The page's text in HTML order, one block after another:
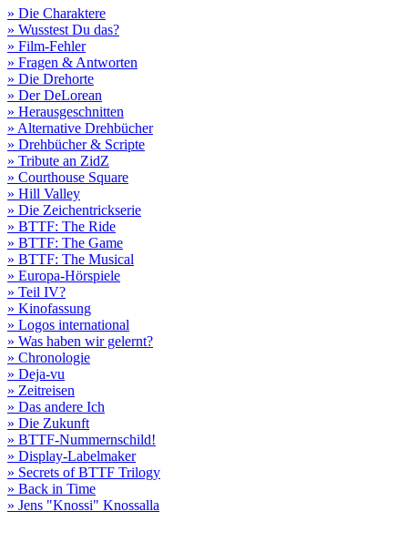
» Die Charaktere
» Wusstest Du das?
» Film-Fehler
» Fragen & Antworten
» Die Drehorte
» Der DeLorean
» Herausgeschnitten
» Alternative Drehbücher
» Drehbücher & Scripte
» Tribute an ZidZ
» Courthouse Square
» Hill Valley
» Die Zeichentrickserie
» BTTF: The Ride
» BTTF: The Game
» BTTF: The Musical
» Europa-Hörspiele
» Teil IV?
» Kinofassung
» Logos international
» Was haben wir gelernt?
» Chronologie
» Deja-vu
» Zeitreisen
» Das andere Ich
» Die Zukunft
» BTTF-Nummernschild!
» Display-Labelmaker
» Secrets of BTTF Trilogy
» Back in Time
» Jens "Knossi" Knossalla